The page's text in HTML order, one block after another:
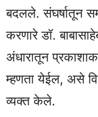
बदलले. संघर्षातून
करणारे डॉ.
अंधारातून
म्हणता येईल, असे
व्यक्त केले.